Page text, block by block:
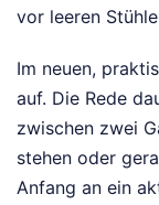
vor leeren
Im neuen,
auf. Die Rede
zwischen zwei
stehen oder
Anfang an ein